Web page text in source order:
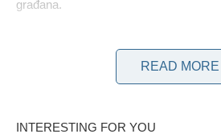
građana.
READ MORE